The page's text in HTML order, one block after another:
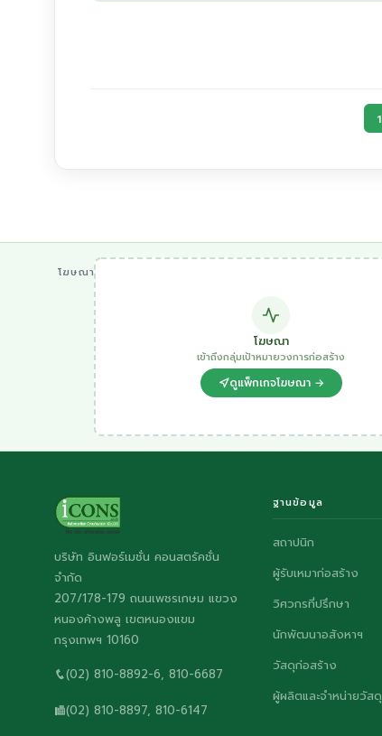
1
โฆษณา
โฆษณา
เข้าถึงกลุ่มเป้าหมายวงการก่อสร้าง
ดูแพ็กเกจโฆษณา →
บริษัท อินฟอร์เมชั่น คอนสตรัคชั่น
จำกัด
207/178-179 ถนนเพชรเกษม แขวง
หนองค้างพลู เขตหนองแขม
กรุงเทพฯ 10160
(02) 810-8892-6, 810-6687
(02) 810-8897, 810-6147
ฐานข้อมูล
สถาปนิก
ผู้รับเหมาก่อสร้าง
วิศวกรที่ปรึกษา
นักพัฒนาอสังหาฯ
วัสดุก่อสร้าง
ผู้ผลิตและจำหน่ายวัสดุ